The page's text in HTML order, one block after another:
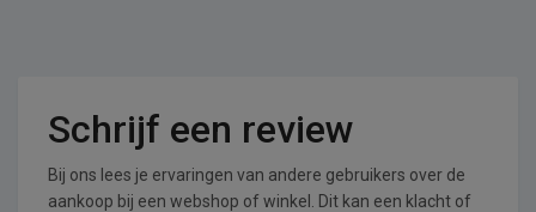
Schrijf een review
Bij ons lees je ervaringen van andere gebruikers over de
aankoop bij een webshop of winkel. Dit kan een klacht of